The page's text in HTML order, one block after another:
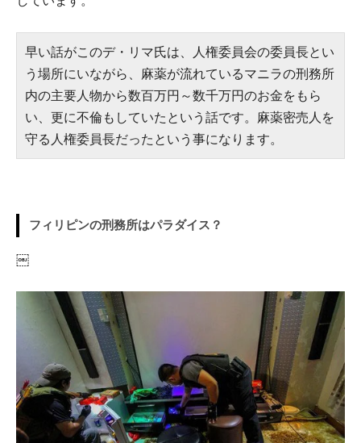
早い話がこのデ・リマ氏は、人権委員会の委員長とい
う場所にいながら、麻薬が流れているマニラの刑務所
内の主要人物から数百万円～数千万円のお金をもら
い、更に不倫もしていたという話です。麻薬密売人を
守る人権委員長だったという事になります。
フィリピンの刑務所はパラダイス？
￼